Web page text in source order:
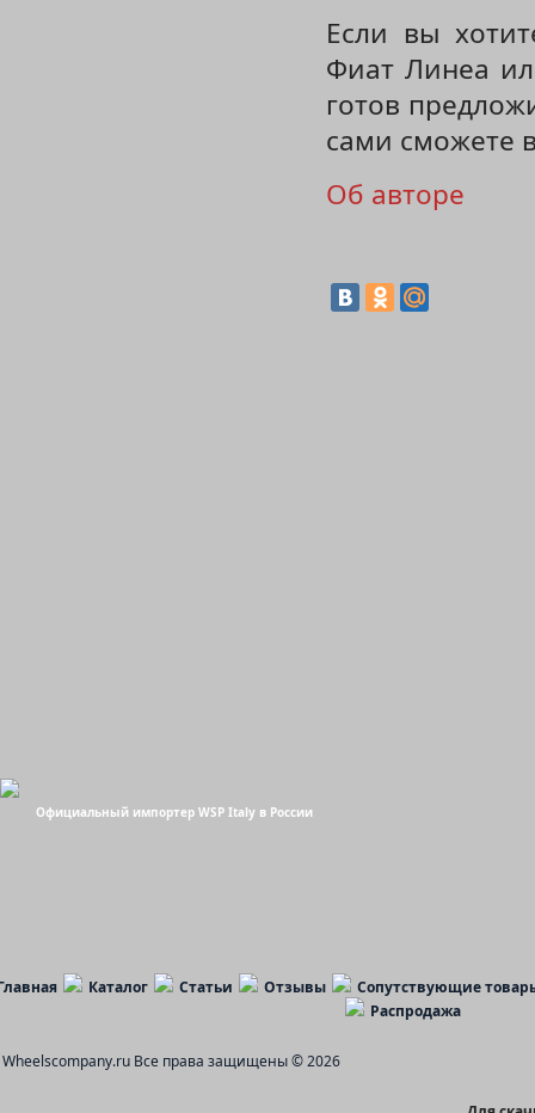
Если вы
Фиат Линеа
готов
сами сможете
Об авторе
Официальный импортер WSP Italy в России
Каталог Статьи Отзывы
Сопутствующие
Распродажа
Wheelscompany.ru Все права защищены © 2026